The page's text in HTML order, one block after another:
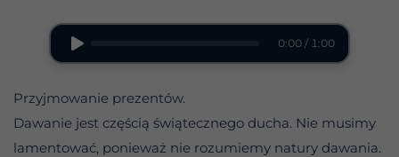
0:00 / 1:00
Przyjmowanie prezentów.
Dawanie jest częścią świątecznego ducha. Nie musimy
lamentować, ponieważ nie rozumiemy natury dawania.